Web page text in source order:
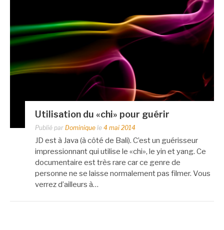
Utilisation du «chi» pour guérir
Publié par Dominique le 4 mai 2014
JD est à Java (à côté de Bali). C’est un guérisseur
impressionnant qui utilise le «chi», le yin et yang. Ce
documentaire est très rare car ce genre de
personne ne se laisse normalement pas filmer. Vous
verrez d’ailleurs à…